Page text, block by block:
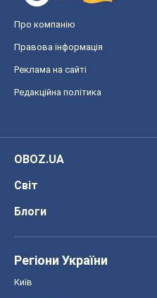
Про компанію
Правова інформація
Реклама на сайті
Редакційна політика
OBOZ.UA
Світ
Блоги
Регіони України
Київ